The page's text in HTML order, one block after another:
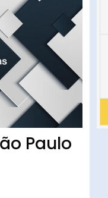
Paulo